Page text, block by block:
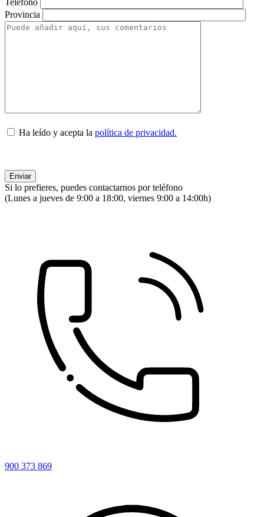
Provincia
Ha leído y acepta la política de privacidad.
Si lo prefieres, puedes contactarnos por teléfono
(Lunes a jueves de 9:00 a 18:00, viernes 9:00 a 14:00h)
900 373 869